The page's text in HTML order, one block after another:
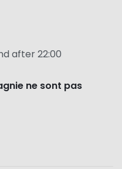
after 22:00
ne sont pas